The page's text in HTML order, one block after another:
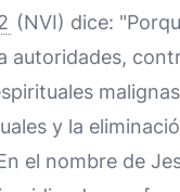
(NVI) dice:
autoridades,
y la
el nombre de